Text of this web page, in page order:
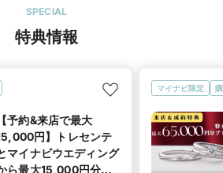
SPECIAL
特典情報
【予約&来店で最大
円】トレセンテ
マイナビウエディング
ら最大15,000円分の
マイナビ限定